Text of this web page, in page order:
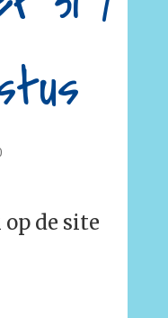
de site